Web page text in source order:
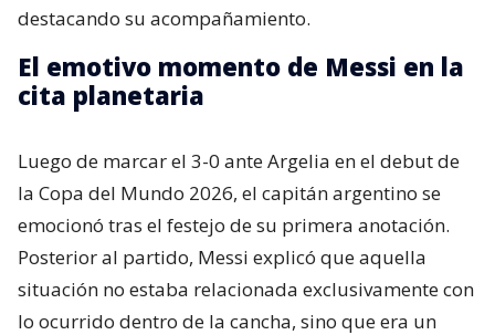
destacando su acompañamiento.
El emotivo momento de Messi en la
cita planetaria
Luego de marcar el 3-0 ante Argelia en el debut de
la Copa del Mundo 2026, el capitán argentino se
emocionó tras el festejo de su primera anotación.
Posterior al partido, Messi explicó que aquella
situación no estaba relacionada exclusivamente con
lo ocurrido dentro de la cancha, sino que era un